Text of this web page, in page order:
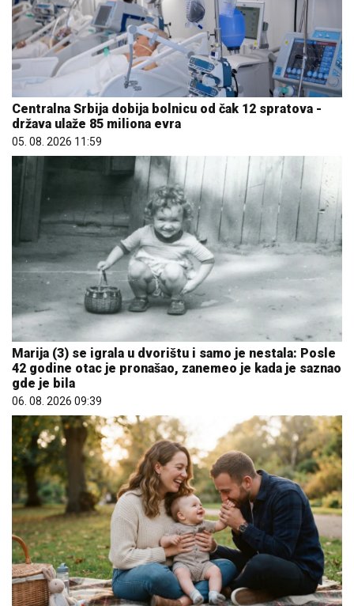
Centralna Srbija dobija bolnicu od čak 12 spratova -
država ulaže 85 miliona evra
05. 08. 2026 11:59
Marija (3) se igrala u dvorištu i samo je nestala: Posle
42 godine otac je pronašao, zanemeo je kada je saznao
gde je bila
06. 08. 2026 09:39